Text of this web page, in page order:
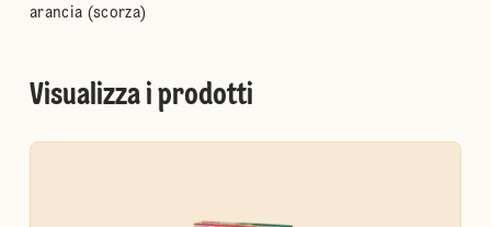
arancia (scorza)
Visualizza i prodotti